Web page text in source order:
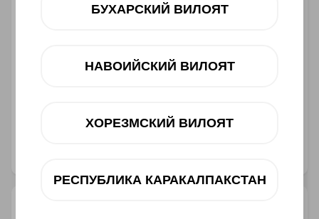
Telegram orqali bog‘lanish
БУХАРСКИЙ ВИЛОЯТ
НАВОИЙСКИЙ ВИЛОЯТ
ХОРЕЗМСКИЙ ВИЛОЯТ
РЕСПУБЛИКА КАРАКАЛПАКСТАН